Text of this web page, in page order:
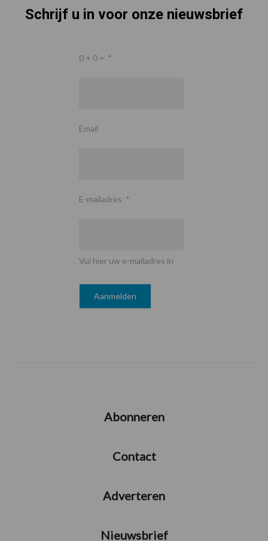
Schrijf u in voor onze nieuwsbrief
0 + 0 = *
Email
E-mailadres *
Vul hier uw e-mailadres in
Abonneren
Contact
Adverteren
Nieuwsbrief